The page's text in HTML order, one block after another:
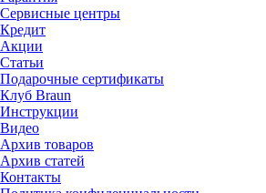
Сервисные центры
Кредит
Акции
Статьи
Подарочные сертификаты
Клуб Braun
Инструкции
Видео
Архив товаров
Архив статей
Контакты